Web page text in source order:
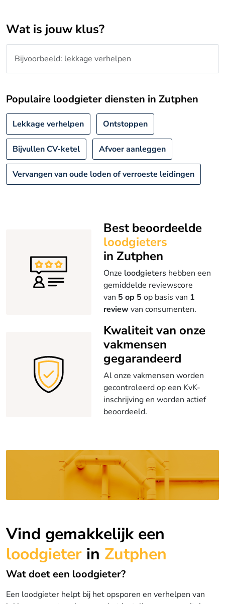
Wat is jouw klus?
Populaire loodgieter diensten in Zutphen
Lekkage verhelpen Ontstoppen
Bijvullen CV-ketel Afvoer aanleggen
Vervangen van oude loden of verroeste leidingen
Best beoordeelde
loodgieters
in Zutphen
Onze loodgieters hebben een
gemiddelde reviewscore
van 5 op 5 op basis van 1
reviewvan consumenten.
Kwaliteit van onze
vakmensen
gegarandeerd
Al onze vakmensen worden
gecontroleerd op een KvK-
inschrijving en worden actief
beoordeeld.
Vind gemakkelijk een
loodgieter in Zutphen
Wat doet een loodgieter?
Een loodgieter helpt bij het opsporen en verhelpen van